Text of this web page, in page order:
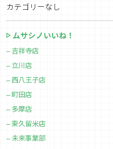
カテゴリーなし
ムサシノいいね！
吉祥寺店
立川店
西八王子店
町田店
多摩店
東久留米店
未来事業部